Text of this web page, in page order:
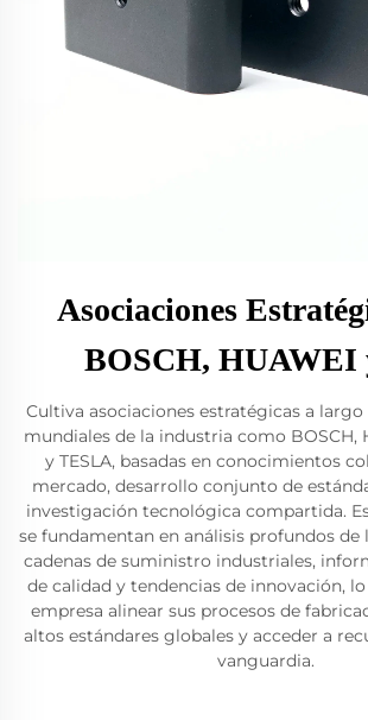
Asociaciones
BOSCH, HUAWEI
Cultiva asociaciones estratégicas a
mundiales de la industria como BOSCH,
y TESLA, basadas en conocimientos
mercado, desarrollo conjunto de
investigación tecnológica compartida.
se fundamentan en análisis profundos de
cadenas de suministro industriales,
de calidad y tendencias de innovación,
empresa alinear sus procesos de
altos estándares globales y acceder a
vanguardia.